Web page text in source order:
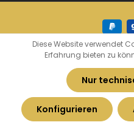
© 2026
* Alle Preise inkl.
Versandkostenund
wenn nicht
Diese Website verwendet
Erfahrung bieten zu
Nur
Konfigurieren